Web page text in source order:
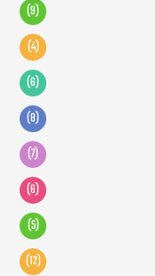
(9)
(4)
(6)
(8)
(7)
(6)
(5)
(12)